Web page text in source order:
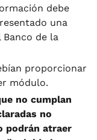
debe
una
de la
proporcionar
módulo.
no cumplan
no
podrán atraer